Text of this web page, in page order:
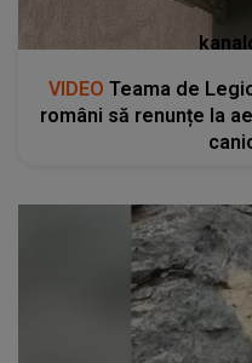
VIDEO Teama de
români să renunțe la